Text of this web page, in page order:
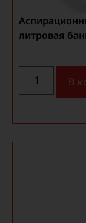
литровая
В